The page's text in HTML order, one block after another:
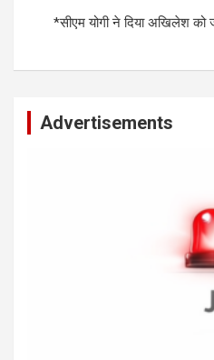
*सीएम योगी ने दिया अखिलेश को
Advertisements